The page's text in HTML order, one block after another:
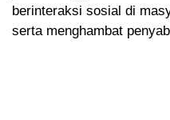
berinteraksi sosial di
serta menghambat